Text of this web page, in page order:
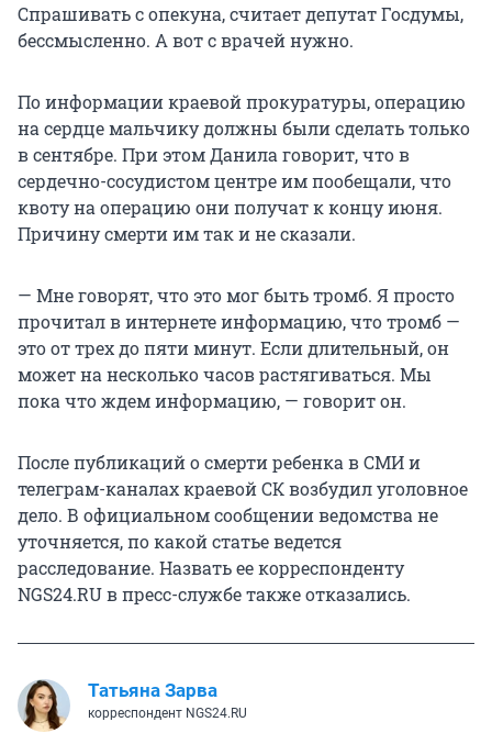
Спрашивать с опекуна, считает депутат Госдумы,
бессмысленно. А вот с врачей нужно.
По информации краевой прокуратуры, операцию
на сердце мальчику должны были сделать только
в сентябре. При этом Данила говорит, что в
сердечно-сосудистом центре им пообещали, что
квоту на операцию они получат к концу июня.
Причину смерти им так и не сказали.
— Мне говорят, что это мог быть тромб. Я просто
прочитал в интернете информацию, что тромб —
это от трех до пяти минут. Если длительный, он
может на несколько часов растягиваться. Мы
пока что ждем информацию, — говорит он.
После публикаций о смерти ребенка в СМИ и
телеграм-каналах краевой СК возбудил уголовное
дело. В официальном сообщении ведомства не
уточняется, по какой статье ведется
расследование. Назвать ее корреспонденту
NGS24.RU в пресс-службе также отказались.
Татьяна Зарва
корреспондент NGS24.RU